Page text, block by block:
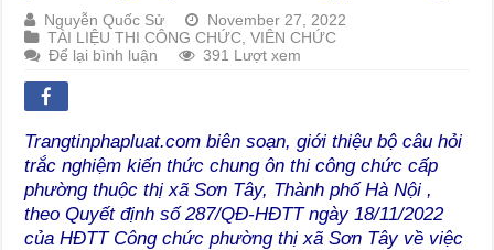
Nguyễn Quốc Sử
November 27, 2022
TÀI LIỆU THI CÔNG CHỨC, VIÊN CHỨC
Để lại bình luận
391 Lượt xem
Trangtinphapluat.com biên soạn, giới thiệu bộ câu hỏi
trắc nghiệm kiến thức chung ôn thi công chức cấp
phường thuộc thị xã Sơn Tây, Thành phố Hà Nội ,
theo Quyết định số 287/QĐ-HĐTT ngày 18/11/2022
của HĐTT Công chức phường thị xã Sơn Tây về việc